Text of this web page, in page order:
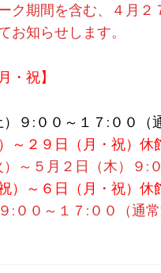
ク期間を含む、４月
お知らせします。
・祝】
９:００～１７:００（
～ ２９日（月・祝）休
～５月２日（木）９:
）～６日（月・祝）休
:００～１７:００（通常